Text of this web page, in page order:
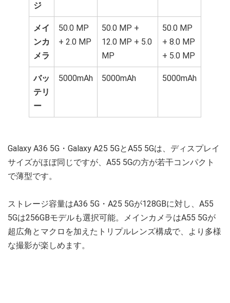
ジ
メイ
ンカ
メラ
50.0 MP
+ 2.0 MP
50.0 MP +
12.0 MP + 5.0
MP
50.0 MP
+ 8.0 MP
+ 5.0 MP
バッ
テリ
ー
5000mAh 5000mAh 5000mAh
Galaxy A36 5G・Galaxy A25 5GとA55 5Gは、ディスプレイ
サイズがほぼ同じですが、A55 5Gの方が若干コンパクト
で薄型です。
ストレージ容量はA36 5G・A25 5Gが128GBに対し、A55
5Gは256GBモデルも選択可能。メインカメラはA55 5Gが
超広角とマクロを加えたトリプルレンズ構成で、より多様
な撮影が楽しめます。